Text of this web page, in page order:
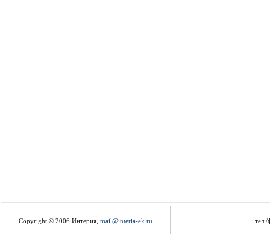
Copyright © 2006 Интерия, mail@interia-ek.ru